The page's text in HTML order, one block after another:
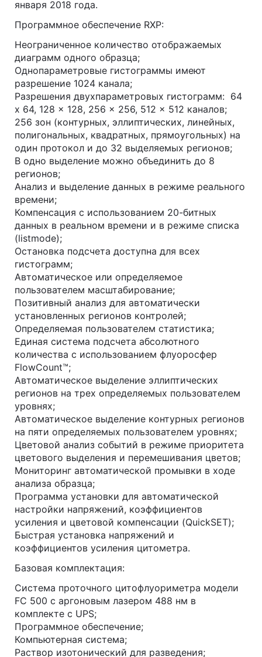
января 2018 года.
Программное обеспечение RXP:
Неограниченное количество отображаемых
диаграмм одного образца;
Однопараметровые гистограммы имеют
разрешение 1024 канала;
Разрешения двухпараметровых гистограмм: 64
x 64, 128 x 128, 256 x 256, 512 x 512 каналов;
256 зон (контурных, эллиптических, линейных,
полигональных, квадратных, прямоугольных) на
один протокол и до 32 выделяемых регионов;
В одно выделение можно объединить до 8
регионов;
Анализ и выделение данных в режиме реального
времени;
Компенсация с использованием 20-битных
данных в реальном времени и в режиме списка
(listmode);
Остановка подсчета доступна для всех
гистограмм;
Автоматическое или определяемое
пользователем масштабирование;
Позитивный анализ для автоматически
установленных регионов контролей;
Определяемая пользователем статистика;
Единая система подсчета абсолютного
количества с использованием флуоросфер
FlowCount™;
Автоматическое выделение эллиптических
регионов на трех определяемых пользователем
уровнях;
Автоматическое выделение контурных регионов
на пяти определяемых пользователем уровнях;
Цветовой анализ событий в режиме приоритета
цветового выделения и перемешивания цветов;
Мониторинг автоматической промывки в ходе
анализа образца;
Программа установки для автоматической
настройки напряжений, коэффициентов
усиления и цветовой компенсации (QuickSET);
Быстрая установка напряжений и
коэффициентов усиления цитометра.
Базовая комплектация:
Система проточного цитофлуориметра модели
FC 500 с аргоновым лазером 488 нм в
комплекте с UPS;
Программное обеспечение;
Компьютерная система;
Раствор изотонический для разведения;